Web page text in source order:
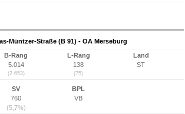
Müntzer-Straße (B 91) - OA Merseburg
B-Rang
5.014
(2.653)
L-Rang
138
(75)
Land
ST
SV
760
(5,7%)
BPL
VB